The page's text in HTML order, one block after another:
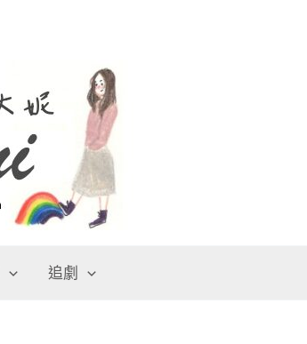
追劇